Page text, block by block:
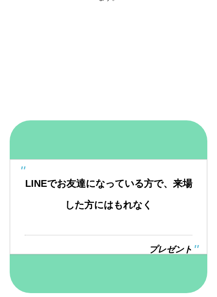
LINEでお友達になっている方で、来場
した方にはもれなく
プレゼント